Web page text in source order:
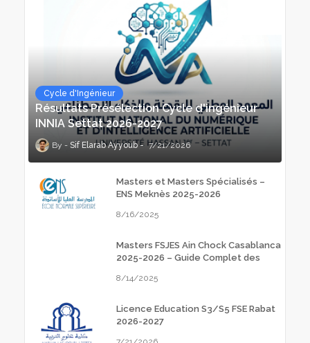
Cycle d'Ingénieur
Résultats Présélection Cycle d'ingénieur
INNIA Settat 2026-2027
Sif Elarab Ayyoub 7/21/2026
Masters et Masters Spécialisés –
ENS Meknès 2025-2026
8/16/2025
Masters FSJES Ain Chock Casablanca
2025-2026 – Guide Complet des
8/14/2025
Licence Education S3/S5 FSE Rabat
2026-2027